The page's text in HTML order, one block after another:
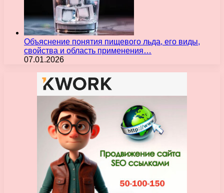
Объяснение понятия пищевого льда, его виды,
свойства и область применения…
07.01.2026